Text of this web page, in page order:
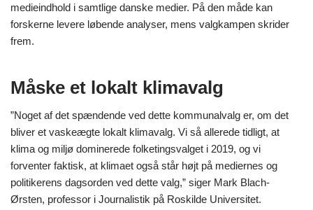
medieindhold i samtlige danske medier. På den måde kan
forskerne levere løbende analyser, mens valgkampen skrider
frem.
Måske et lokalt klimavalg
”Noget af det spændende ved dette kommunalvalg er, om det
bliver et vaskeægte lokalt klimavalg. Vi så allerede tidligt, at
klima og miljø dominerede folketingsvalget i 2019, og vi
forventer faktisk, at klimaet også står højt på mediernes og
politikerens dagsorden ved dette valg,” siger Mark Blach-
Ørsten, professor i Journalistik på Roskilde Universitet.